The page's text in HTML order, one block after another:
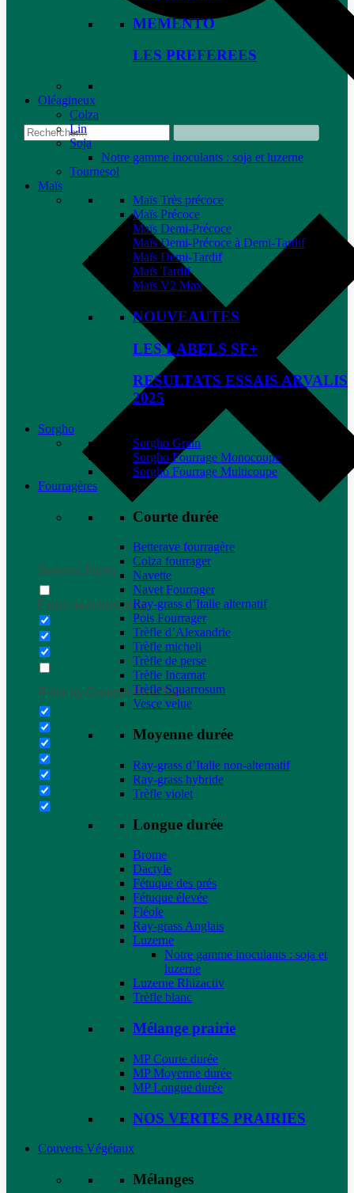
Generic filters
Exact matches only
Filter by Custom Post Type
MEMENTO
LES PREFEREES
Oléagineux
Colza
Lin
Soja
Notre gamme inoculants : soja et luzerne
Tournesol
Maïs
Maïs Très précoce
Maïs Précoce
Maïs Demi-Précoce
Maïs Demi-Précoce à Demi-Tardif
Maïs Demi-Tardif
Maïs Tardif
Maïs V2 Max
NOUVEAUTES
LES LABELS SF+
RESULTATS ESSAIS ARVALIS
2025
Sorgho
Sorgho Grain
Sorgho Fourrage Monocoupe
Sorgho Fourrage Multicoupe
Fourragères
Courte durée
Betterave fourragère
Colza fourrager
Navette
Navet Fourrager
Ray-grass d’Italie alternatif
Pois Fourrager
Trèfle d’Alexandrie
Trèfle micheli
Trèfle de perse
Trèfle Incarnat
Trèfle Squarrosum
Vesce velue
Moyenne durée
Ray-grass d’Italie non-alternatif
Ray-grass hybride
Trèfle violet
Longue durée
Brome
Dactyle
Fétuque des prés
Fétuque élevée
Fléole
Ray-grass Anglais
Luzerne
Notre gamme inoculants : soja et
luzerne
Luzerne Rhizactiv
Trèfle blanc
Mélange prairie
MP Courte durée
MP Moyenne durée
MP Longue durée
NOS VERTES PRAIRIES
Couverts Végétaux
Mélanges